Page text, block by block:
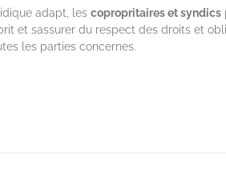
adapt, les copropritaires et syndics
et sassurer du respect des droits et
les parties concernes.